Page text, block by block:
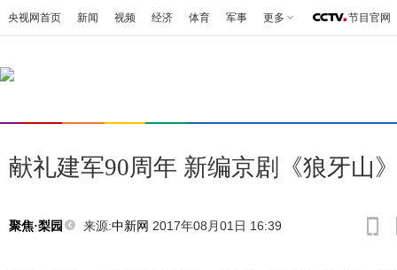
央视网首页 新闻 视频 经济 体育 军事 更多 节目官网
献礼建军90周年 新编京剧《狼牙山
聚焦·梨园 来源:中新网 2017年08月01日 16:39